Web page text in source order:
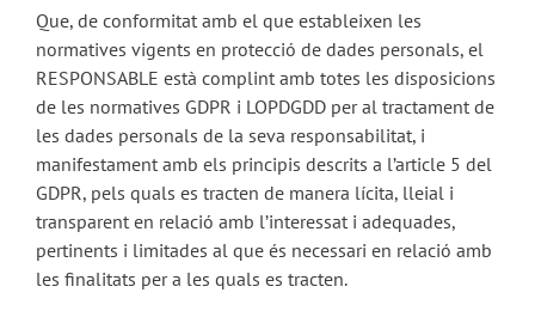
Que, de conformitat amb el que estableixen les
normatives vigents en protecció de dades personals, el
RESPONSABLE està complint amb totes les disposicions
de les normatives GDPR i LOPDGDD per al tractament de
les dades personals de la seva responsabilitat, i
manifestament amb els principis descrits a l’article 5 del
GDPR, pels quals es tracten de manera lícita, lleial i
transparent en relació amb l’interessat i adequades,
pertinents i limitades al que és necessari en relació amb
les finalitats per a les quals es tracten.